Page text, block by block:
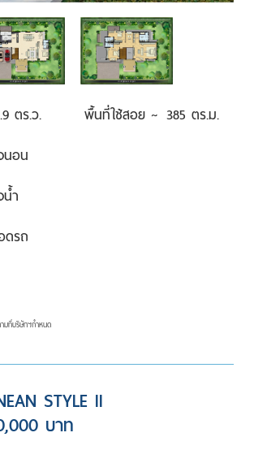
ตร.ว. พื้นที่ใช้สอย ~ 385 ตร.ม.
นอน
ำ
ดรถ
ามที่บริษัทฯกำหนด
STYLE II
บาท